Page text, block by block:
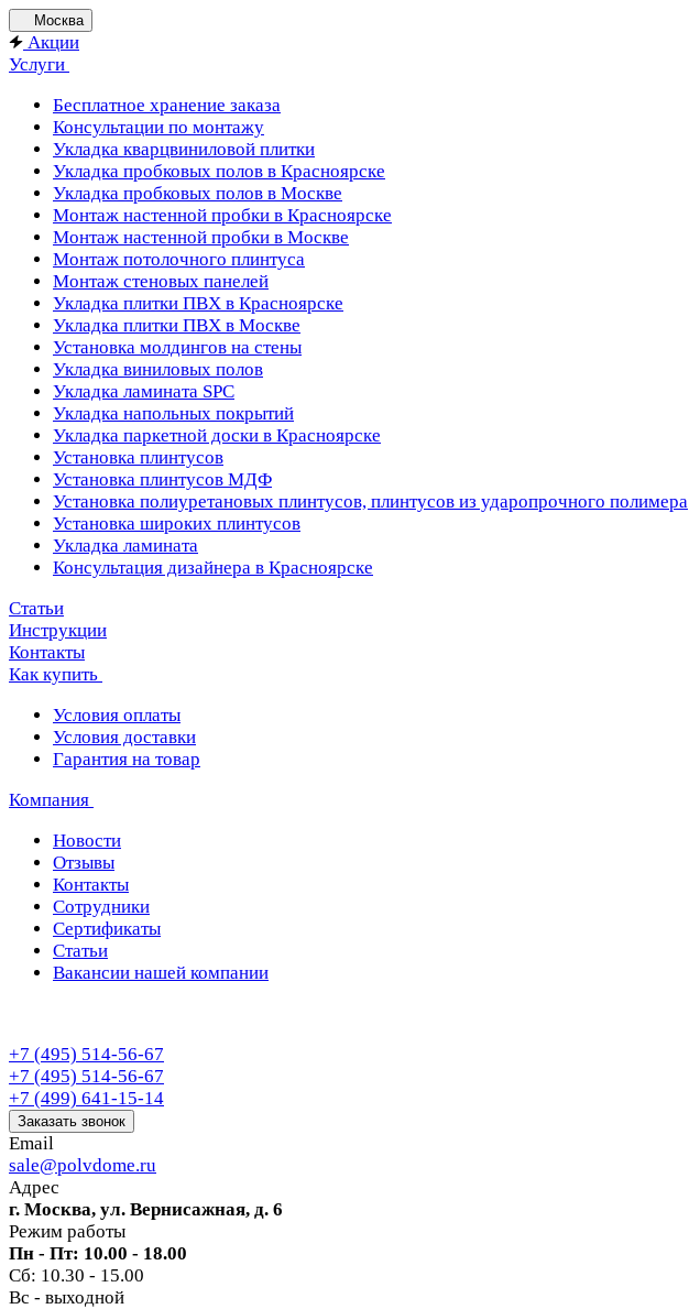
Москва
Акции
Услуги
Бесплатное хранение заказа
Консультации по монтажу
Укладка кварцвиниловой плитки
Укладка пробковых полов в Красноярске
Укладка пробковых полов в Москве
Монтаж настенной пробки в Красноярске
Монтаж настенной пробки в Москве
Монтаж потолочного плинтуса
Монтаж стеновых панелей
Укладка плитки ПВХ в Красноярске
Укладка плитки ПВХ в Москве
Установка молдингов на стены
Укладка виниловых полов
Укладка ламината SPC
Укладка напольных покрытий
Укладка паркетной доски в Красноярске
Установка плинтусов
Установка плинтусов МДФ
Установка полиуретановых плинтусов, плинтусов из ударопрочного полимера
Установка широких плинтусов
Укладка ламината
Консультация дизайнера в Красноярске
Статьи
Инструкции
Контакты
Как купить
Условия оплаты
Условия доставки
Гарантия на товар
Компания
Новости
Отзывы
Контакты
Сотрудники
Сертификаты
Статьи
Вакансии нашей компании
+7 (495) 514-56-67
+7 (495) 514-56-67
+7 (499) 641-15-14
Заказать звонок
Email
sale@polvdome.ru
Адрес
г. Москва, ул. Вернисажная, д. 6
Режим работы
Пн - Пт: 10.00 - 18.00
Сб: 10.30 - 15.00
Вс - выходной